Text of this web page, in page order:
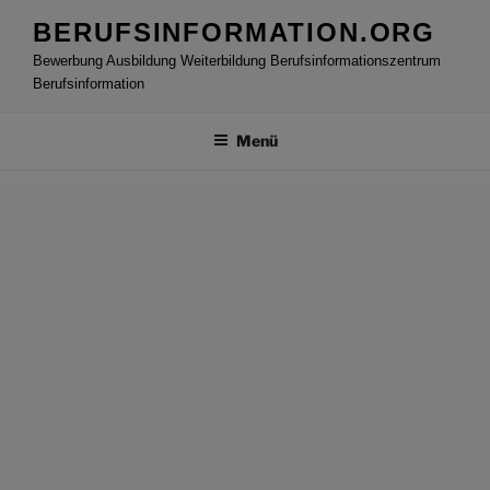
Inhalt
springen
BERUFSINFORMATION.ORG
Bewerbung Ausbildung Weiterbildung Berufsinformationszentrum
Berufsinformation
Menü